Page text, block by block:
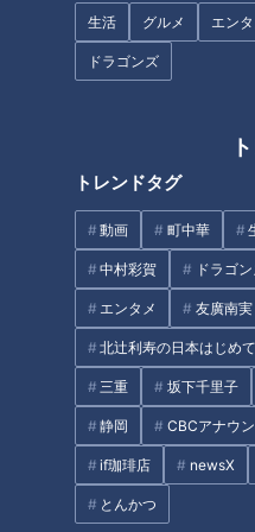
生活 グルメ エン
ドラゴンズ
トレンドタグ
動画 町中華
中村彩賀 ドラゴ
エンタメ 友廣南実
北辻利寿の日本はじめ
三重 坂下千里子
静岡 CBCアナウ
if珈琲店 newsX
とんかつ
この主張に対し、二審の高
したのは注意不足のため、
いえない」として、慰謝料
ところが最高裁では「男性
関係が破綻していると信じ
その部分について審理をし
き」と命じ、差し戻しとな
慰謝料請求が発生す
実は浮気相手が既婚者だと